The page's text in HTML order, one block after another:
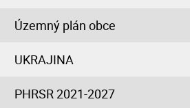
Územný plán obce
UKRAJINA
PHRSR 2021-2027